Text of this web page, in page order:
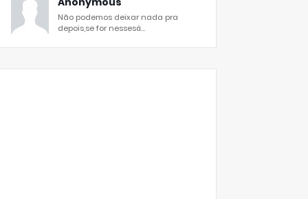
Não podemos deixar nada pra
depois,se for nessesá...